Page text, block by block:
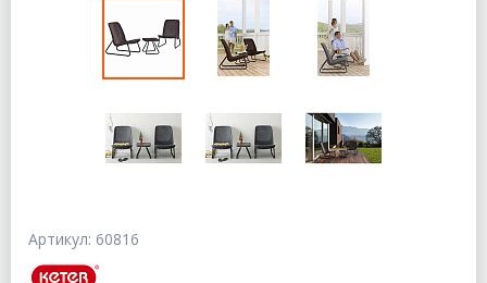
Артикул: 60816